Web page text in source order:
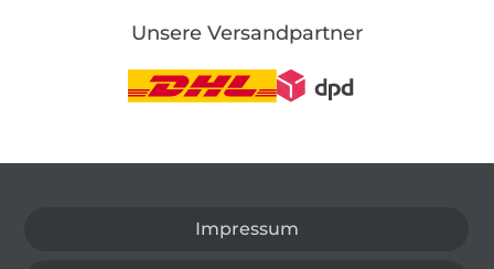
Unsere Versandpartner
Impressum